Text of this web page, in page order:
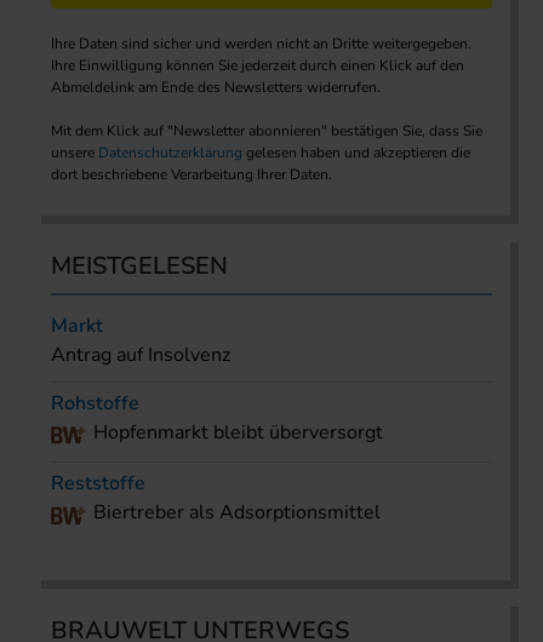
Ihre Daten sind sicher und werden nicht an Dritte weitergegeben.
Ihre Einwilligung können Sie jederzeit durch einen Klick auf den
Abmeldelink am Ende des Newsletters widerrufen.
Mit dem Klick auf "Newsletter abonnieren" bestätigen Sie, dass Sie
unsere Datenschutzerklärung gelesen haben und akzeptieren die
dort beschriebene Verarbeitung Ihrer Daten.
MEISTGELESEN
Markt
Antrag auf Insolvenz
Rohstoffe
Hopfenmarkt bleibt überversorgt
Reststoffe
Biertreber als Adsorptionsmittel
BRAUWELT UNTERWEGS